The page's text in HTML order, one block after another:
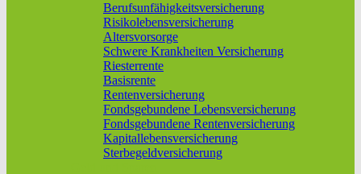
Berufs­unfähigkeitsversicherung
Risikolebensversicherung
Altersvorsorge
Schwere Krankheiten Versicherung
Riesterrente
Basisrente
Rentenversicherung
Fondsgebundene Lebensversicherung
Fondsgebundene Rentenversicherung
Kapitallebensversicherung
Sterbegeldversicherung